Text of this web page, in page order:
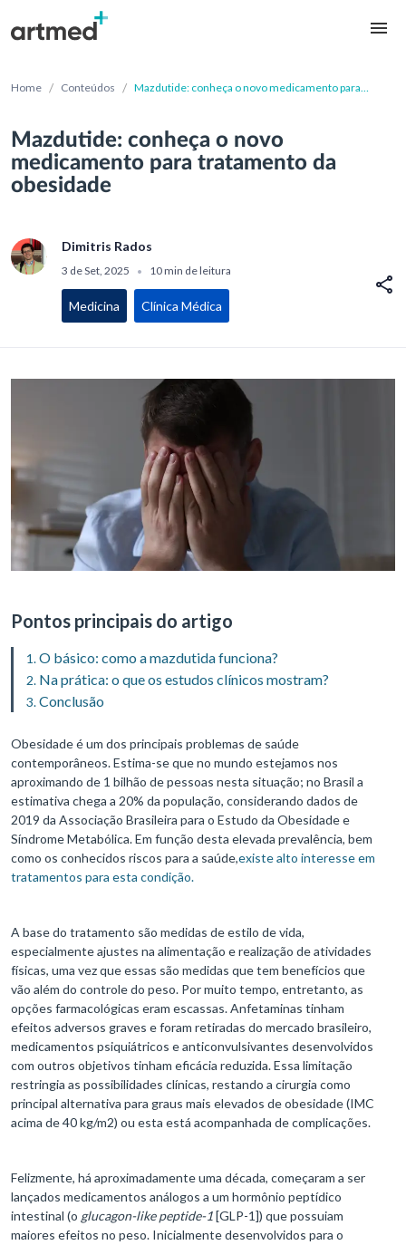
Home / Conteúdos / Mazdutide: conheça o novo medicamento para
Mazdutide: conheça o novo
medicamento para tratamento da
obesidade
Dimitris Rados
3 de Set, 2025 • 10 min de leitura
Medicina Clínica Médica
Pontos principais do artigo
O básico: como a mazdutida funciona?
Na prática: o que os estudos clínicos mostram?
Conclusão
Obesidade é um dos principais problemas de saúde
contemporâneos. Estima-se que no mundo estejamos nos
aproximando de 1 bilhão de pessoas nesta situação; no Brasil a
estimativa chega a 20% da população, considerando dados de
2019 da Associação Brasileira para o Estudo da Obesidade e
Síndrome Metabólica. Em função desta elevada prevalência, bem
como os conhecidos riscos para a saúde,existe alto interesse em
tratamentos para esta condição.
A base do tratamento são medidas de estilo de vida,
especialmente ajustes na alimentação e realização de atividades
físicas, uma vez que essas são medidas que tem benefícios que
vão além do controle do peso. Por muito tempo, entretanto, as
opções farmacológicas eram escassas. Anfetaminas tinham
efeitos adversos graves e foram retiradas do mercado brasileiro,
medicamentos psiquiátricos e anticonvulsivantes desenvolvidos
com outros objetivos tinham eficácia reduzida. Essa limitação
restringia as possibilidades clínicas, restando a cirurgia como
principal alternativa para graus mais elevados de obesidade (IMC
acima de 40 kg/m2) ou esta está acompanhada de complicações.
Felizmente, há aproximadamente uma década, começaram a ser
lançados medicamentos análogos a um hormônio peptídico
intestinal (o glucagon-like peptide-1[GLP-1]) que possuiam
maiores efeitos no peso. Inicialmente desenvolvidos para o